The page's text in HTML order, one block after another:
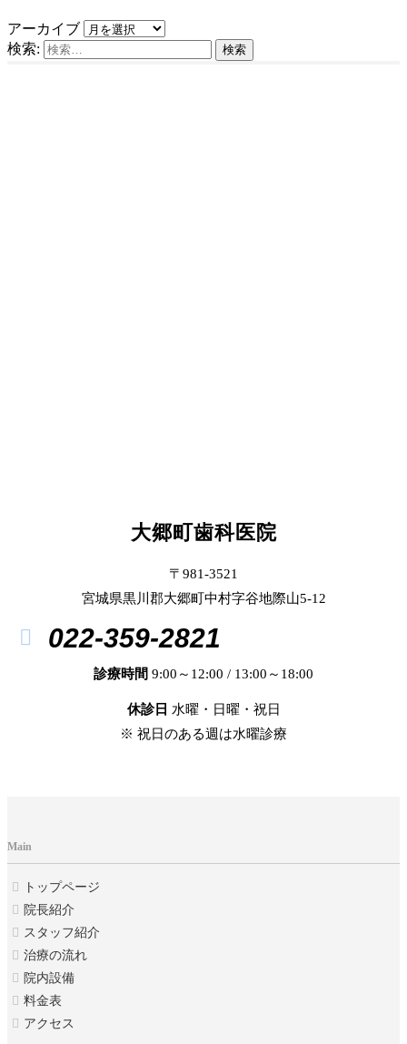
アーカイブ
検索:
大郷町歯科医院
〒981-3521
宮城県黒川郡大郷町中村字谷地際山5-12
022-359-2821
診療時間 9:00～12:00 / 13:00～18:00
休診日 水曜・日曜・祝日
※ 祝日のある週は水曜診療
Main
トップページ
院長紹介
スタッフ紹介
治療の流れ
院内設備
料金表
アクセス